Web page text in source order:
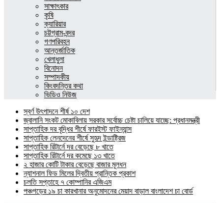
সাক্ষাৎকার
কৃষি
ক্যারিয়ার
চট্টগ্রাম-বন্দর
গণপরিবহন
আন্তর্জাতিক
খেলাধুলা
বিনোদন
সম্পাদকীয়
কিংবদন্তির কথা
ভিডিও নিউজ
স্বর্ণ উৎপাদনে শীর্ষ ১০ দেশ
জ্বালানি সংকট মোকাবিলায় সরকার সর্বোচ্চ চেষ্টা চালিয়ে যাচ্ছে: প্রধানমন্ত্রী
সাপ্তাহিক দর বৃদ্ধির শীর্ষে ফারইস্ট ফাইন্যান্স
সাপ্তাহিক লেনদেনের শীর্ষে সুহৃদ ইন্ডাষ্ট্রিজ
সাপ্তাহিক রিটার্নে দর বেড়েছে ৮ খাতে
সাপ্তাহিক রিটার্নে দর কমেছে ১৩ খাতে
২ হাজার কোটি টাকার বেড়েছে বাজার মূলধন
ন্যাশনাল ফিড মিলের দ্বিতীয় প্রান্তিক প্রকাশ
চলতি সপ্তাহে ৭ কোম্পানির এজিএম
পঞ্চগড়ের ১৯ চা কারখানার অনুমোদনের মেয়াদ বাড়াল বাংলাদেশ চা বোর্ড